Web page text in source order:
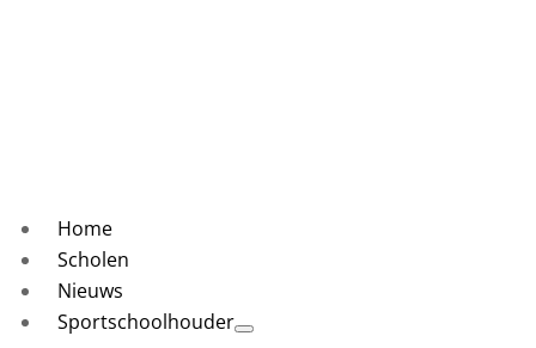
Home
Scholen
Nieuws
Sportschoolhouder